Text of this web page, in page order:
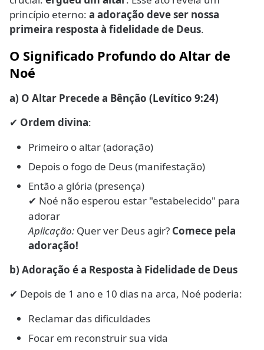
princípio eterno: a adoração deve ser nossa
primeira resposta à fidelidade de Deus.
O Significado Profundo do Altar de
Noé
a) O Altar Precede a Bênção (Levítico 9:24)
✔ Ordem divina:
Primeiro o altar (adoração)
Depois o fogo de Deus (manifestação)
Então a glória (presença)
✔ Noé não esperou estar "estabelecido" para
adorar
Aplicação: Quer ver Deus agir? Comece pela
adoração!
b) Adoração é a Resposta à Fidelidade de Deus
✔ Depois de 1 ano e 10 dias na arca, Noé poderia:
Reclamar das dificuldades
Focar em reconstruir sua vida